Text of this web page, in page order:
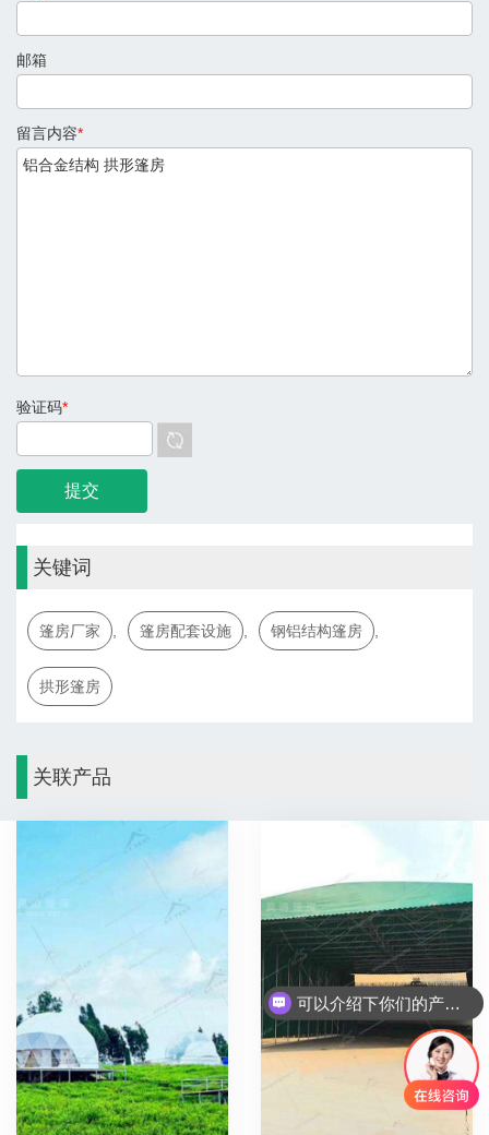
邮箱
留言内容*
验证码*
关键词
篷房厂家 篷房配套设施 钢铝结构篷房
拱形篷房
关联产品
可以介绍下你们的产品么
你们是怎么收费的呢